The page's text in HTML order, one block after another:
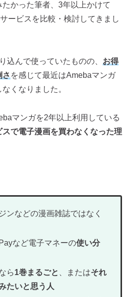
かった筆者、3年以上かけて
ービスを比較・検討してきまし
込んで使っていたものの、 お得
さ を感じて最近はAmebaマンガ
くなりました。
マンガを2年以上利用している
スで電子漫画を買わなくなった理
ンなどの漫画雑誌ではなく
など電子マネーの使い分
ら1巻まるごと 、またはそれ
たいと思う人